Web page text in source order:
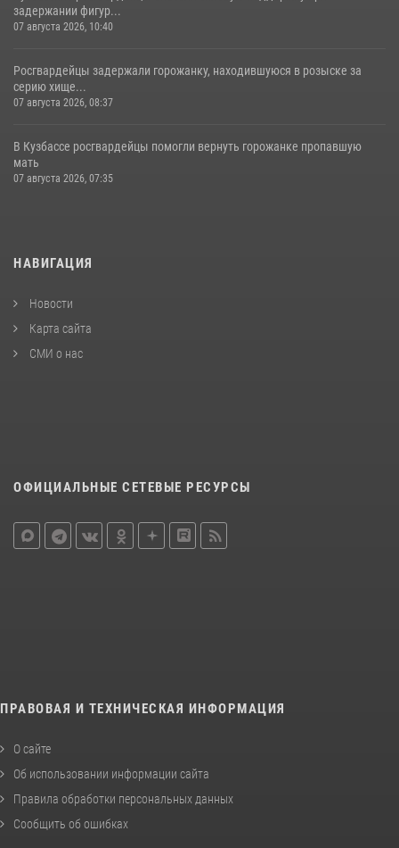
задержании фигур...
07 августа 2026, 10:40
Росгвардейцы задержали горожанку, находившуюся в розыске за
серию хище...
07 августа 2026, 08:37
В Кузбассе росгвардейцы помогли вернуть горожанке пропавшую
мать
07 августа 2026, 07:35
НАВИГАЦИЯ
Новости
Карта сайта
СМИ о нас
ОФИЦИАЛЬНЫЕ СЕТЕВЫЕ РЕСУРСЫ
ПРАВОВАЯ И ТЕХНИЧЕСКАЯ ИНФОРМАЦИЯ
О сайте
Об использовании информации сайта
Правила обработки персональных данных
Сообщить об ошибках